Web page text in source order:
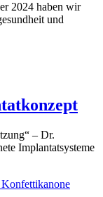
2024 haben wir
und
– Dr.
Implantatsysteme